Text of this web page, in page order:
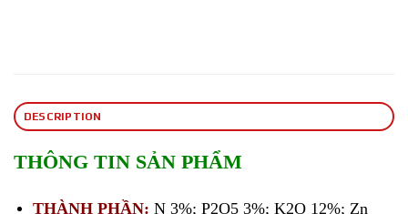
DESCRIPTION
THÔNG TIN SẢN PHẨM
THÀNH PHẦN: N 3%; P2O5 3%; K2O 12%; Zn